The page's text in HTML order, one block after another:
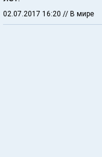
02.07.2017 16:20 // В мире